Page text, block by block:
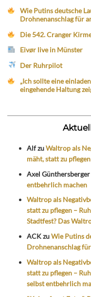
Wie Putins deutsche
Drohnenanschlag für
Die 542. Cranger
Eivør live in Münster
Der Ruhrpilot
„Ich sollte eine
eingehende Haltung
AlfzuWaltrop als
mäht, statt zu pflegen
Axel Günthersberger
entbehrlich machen
Waltrop als
statt zu pflegen –
Stadtfest? Das
ACKzuWie Putins
Drohnenanschlag
Waltrop als
statt zu pflegen –
selbst entbehrlich